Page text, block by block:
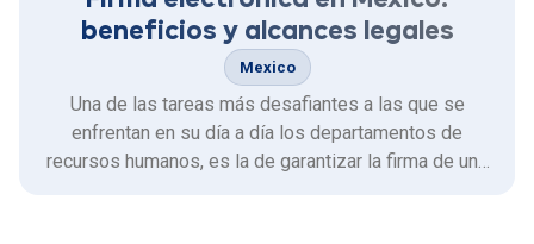
beneficios y alcances legales
Mexico
Una de las tareas más desafiantes a las que se
enfrentan en su día a día los departamentos de
recursos humanos, es la de garantizar la firma de una